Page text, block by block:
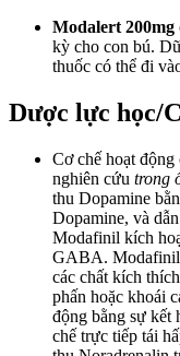
Modalert 200mg
kỳ cho con bú.
thuốc có thể đi
Dược lực học/
Cơ chế hoạt
nghiên cứu trong
thu Dopamine
Dopamine, và
Modafinil kích
GABA. Modafinil
các chất kích
phấn hoặc khoái
động bằng sự kết
chế trực tiếp tái